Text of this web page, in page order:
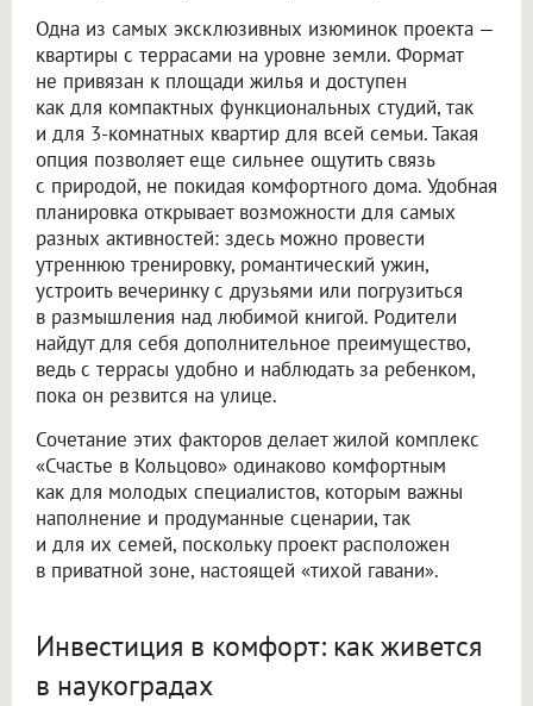
Одна из самых эксклюзивных изюминок проекта —
квартиры с террасами на уровне земли. Формат
не привязан к площади жилья и доступен
как для компактных функциональных студий, так
и для 3-комнатных квартир для всей семьи. Такая
опция позволяет еще сильнее ощутить связь
с природой, не покидая комфортного дома. Удобная
планировка открывает возможности для самых
разных активностей: здесь можно провести
утреннюю тренировку, романтический ужин,
устроить вечеринку с друзьями или погрузиться
в размышления над любимой книгой. Родители
найдут для себя дополнительное преимущество,
ведь с террасы удобно и наблюдать за ребенком,
пока он резвится на улице.
Сочетание этих факторов делает жилой комплекс
«Счастье в Кольцово» одинаково комфортным
как для молодых специалистов, которым важны
наполнение и продуманные сценарии, так
и для их семей, поскольку проект расположен
в приватной зоне, настоящей «тихой гавани».
Инвестиция в комфорт: как живется
в наукоградах